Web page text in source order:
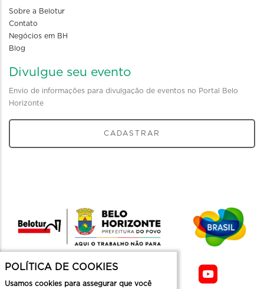
Sobre a Belotur
Contato
Negócios em BH
Blog
Divulgue seu evento
Envio de informações para divulgação de eventos no Portal Belo
Horizonte
CADASTRAR
POLÍTICA DE COOKIES
Usamos cookies para assegurar que você